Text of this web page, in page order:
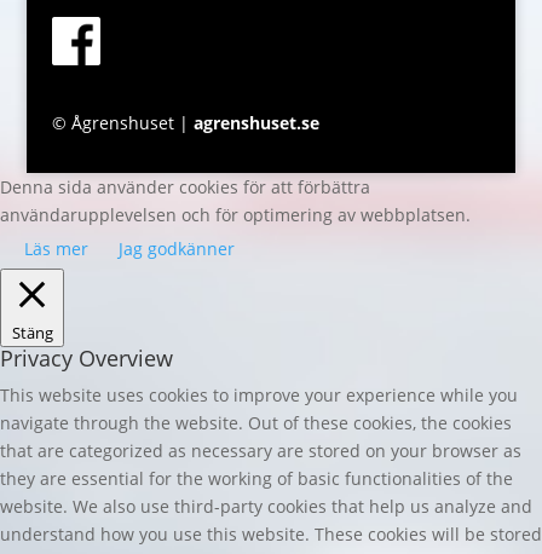
© Ågrenshuset | agrenshuset.se
Denna sida använder cookies för att förbättra
användarupplevelsen och för optimering av webbplatsen.
Läs mer
Jag godkänner
Stäng
Privacy Overview
This website uses cookies to improve your experience while you
navigate through the website. Out of these cookies, the cookies
that are categorized as necessary are stored on your browser as
they are essential for the working of basic functionalities of the
website. We also use third-party cookies that help us analyze and
understand how you use this website. These cookies will be stored